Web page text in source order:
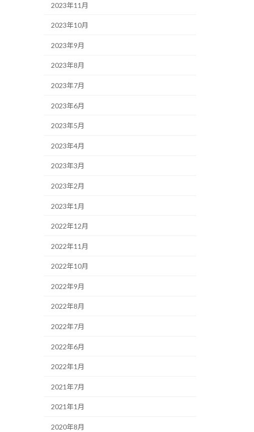
2023年11月
2023年10月
2023年9月
2023年8月
2023年7月
2023年6月
2023年5月
2023年4月
2023年3月
2023年2月
2023年1月
2022年12月
2022年11月
2022年10月
2022年9月
2022年8月
2022年7月
2022年6月
2022年1月
2021年7月
2021年1月
2020年8月